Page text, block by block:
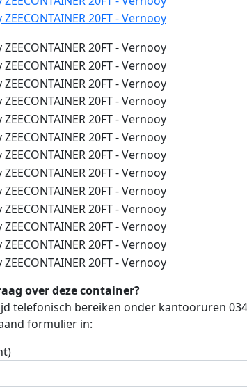
over deze container?
telefonisch bereiken onder kantooruren
formulier in: